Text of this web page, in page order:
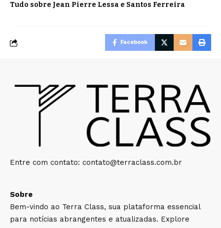
Tudo sobre Jean Pierre Lessa e Santos Ferreira
Facebook
Entre com contato: contato@terraclass.com.br
Sobre
Bem-vindo ao Terra Class, sua plataforma essencial
para notícias abrangentes e atualizadas. Explore